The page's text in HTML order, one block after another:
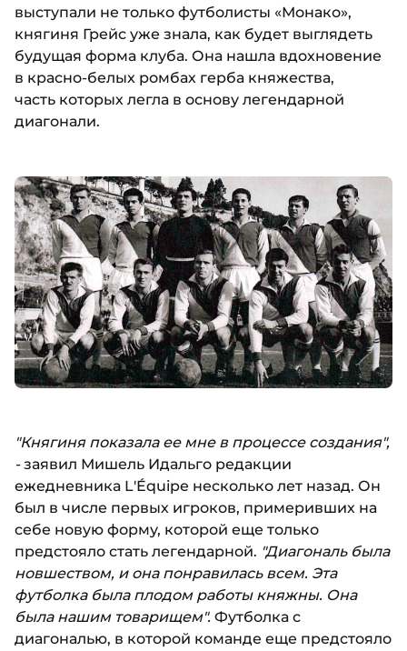
выступали не только футболисты «Монако»,
княгиня Грейс уже знала, как будет выглядеть
будущая форма клуба. Она нашла вдохновение
в красно-белых ромбах герба княжества,
часть которых легла в основу легендарной
диагонали.
"Княгиня показала ее мне в процессе создания",
-заявил Мишель Идальго редакции
ежедневника L'Équipe несколько лет назад. Он
был в числе первых игроков, примеривших на
себе новую форму, которой еще только
предстояло стать легендарной. "Диагональ была
новшеством, и она понравилась всем. Эта
футболка была плодом работы княжны. Она
была нашим товарищем". Футболка с
диагональю, в которой команде еще предстояло